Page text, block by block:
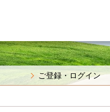
ご登録・ログイン